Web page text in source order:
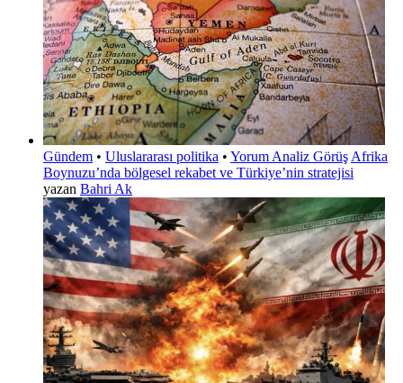
Gündem • Uluslararası politika • Yorum Analiz Görüş Afrika
Boynuzu’nda bölgesel rekabet ve Türkiye’nin stratejisi
yazan Bahri Ak